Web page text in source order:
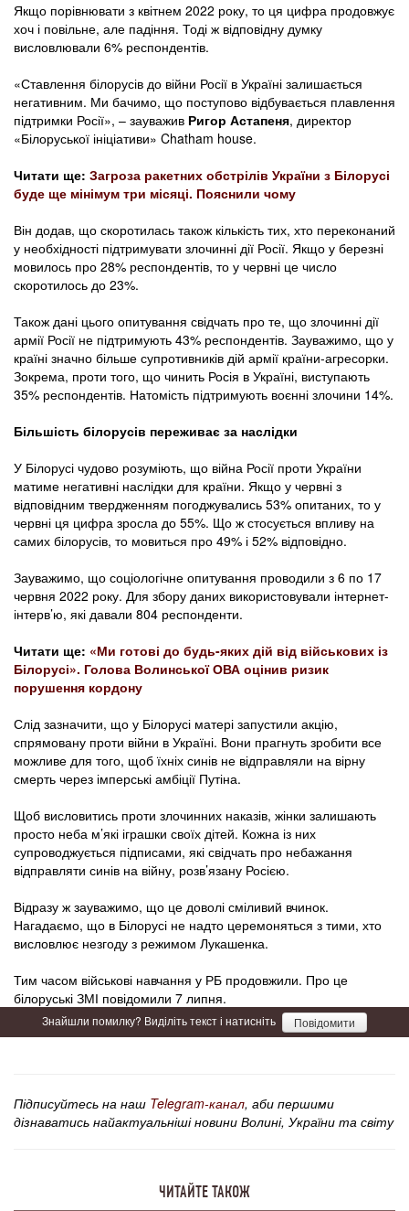
Якщо порівнювати з квітнем 2022 року, то ця цифра продовжує
хоч і повільне, але падіння. Тоді ж відповідну думку
висловлювали 6% респондентів.
«Ставлення білорусів до війни Росії в Україні залишається
негативним. Ми бачимо, що поступово відбувається плавлення
підтримки Росії», – зауважив Ригор Астапеня, директор
«Білоруської ініціативи» Chatham house.
Читати ще: Загроза ракетних обстрілів України з Білорусі
буде ще мінімум три місяці. Пояснили чому
Він додав, що скоротилась також кількість тих, хто переконаний
у необхідності підтримувати злочинні дії Росії. Якщо у березні
мовилось про 28% респондентів, то у червні це число
скоротилось до 23%.
Також дані цього опитування свідчать про те, що злочинні дії
армії Росії не підтримують 43% респондентів. Зауважимо, що у
країні значно більше супротивників дій армії країни-агресорки.
Зокрема, проти того, що чинить Росія в Україні, виступають
35% респондентів. Натомість підтримують воєнні злочини 14%.
Більшість білорусів переживає за наслідки
У Білорусі чудово розуміють, що війна Росії проти України
матиме негативні наслідки для країни. Якщо у червні з
відповідним твердженням погоджувались 53% опитаних, то у
червні ця цифра зросла до 55%. Що ж стосується впливу на
самих білорусів, то мовиться про 49% і 52% відповідно.
Зауважимо, що соціологічне опитування проводили з 6 по 17
червня 2022 року. Для збору даних використовували інтернет-
інтерв’ю, які давали 804 респонденти.
Читати ще: «Ми готові до будь-яких дій від військових із
Білорусі». Голова Волинської ОВА оцінив ризик
порушення кордону
Слід зазначити, що у Білорусі матері запустили акцію,
спрямовану проти війни в Україні. Вони прагнуть зробити все
можливе для того, щоб їхніх синів не відправляли на вірну
смерть через імперські амбіції Путіна.
Щоб висловитись проти злочинних наказів, жінки залишають
просто неба м’які іграшки своїх дітей. Кожна із них
супроводжується підписами, які свідчать про небажання
відправляти синів на війну, розв’язану Росією.
Відразу ж зауважимо, що це доволі сміливий вчинок.
Нагадаємо, що в Білорусі не надто церемоняться з тими, хто
висловлює незгоду з режимом Лукашенка.
Тим часом військові навчання у РБ продовжили. Про це
білоруські ЗМІ повідомили 7 липня.
Знайшли помилку? Виділіть текст і натисніть Повідомити
Підписуйтесь на наш Telegram-канал, аби першими
дізнаватись найактуальніші новини Волині, України та світу
ЧИТАЙТЕ ТАКОЖ